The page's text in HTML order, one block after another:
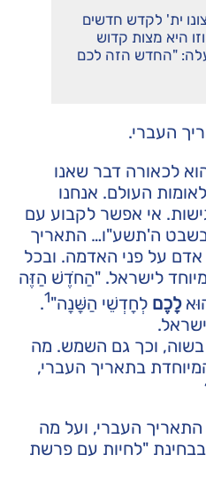
ית' לקדש חדשים
היא מצות קדוש
"החדש הזה לכם
העברי.
לכאורה דבר שאנו
העולם. אנחנו
אי אפשר לקבוע עם
בשבט ה'תשע"ו… התאריך
על פני האדמה. ובכל
לישראל. "הַחֹדֶשׁ הַזֶּה
לָכֶם לְחָדְשֵׁי הַשָּׁנָה"1
.
בשוה, וכך גם השמש. מה
בתאריך העברי,
העברי, ועל מה
"לחיות עם פרשת